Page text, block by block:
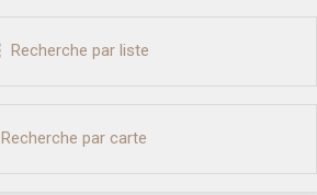
Recherche par liste
Recherche par carte